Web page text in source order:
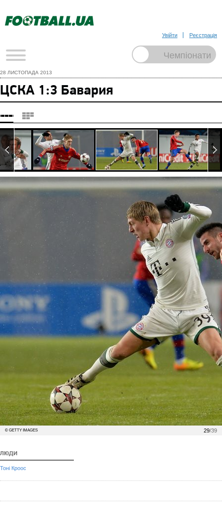
Увійти Реєстрація
28 ЛИСТОПАДА 2013
ЦСКА 1:3 Бавария
29/39
© GETTY IMAGES
ЛЮДИ
Тоні Кроос